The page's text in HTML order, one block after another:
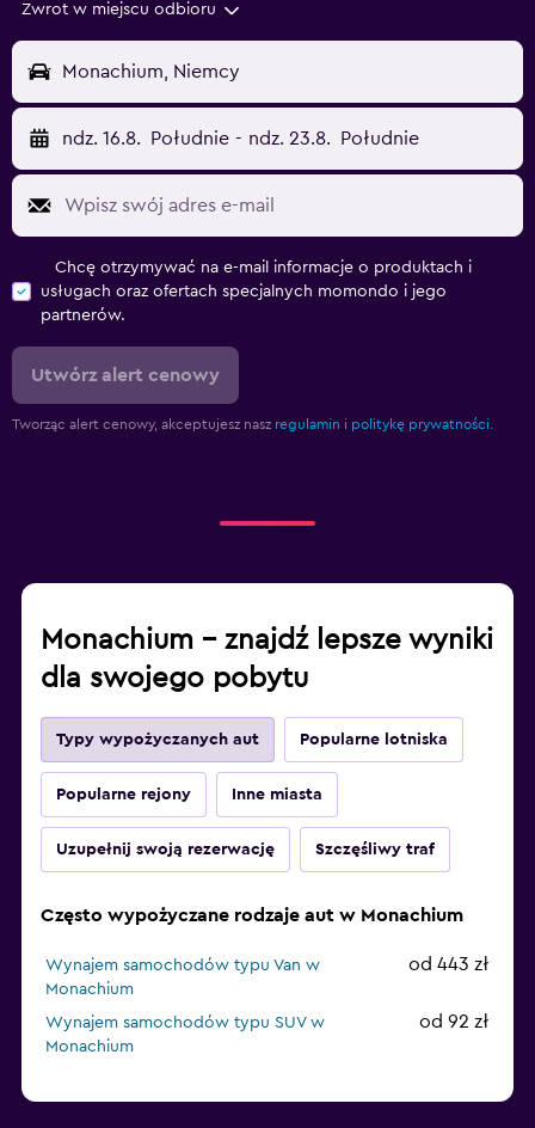
Zwrot w miejscu odbioru
Monachium, Niemcy
ndz. 16.8. Południe - ndz. 23.8. Południe
Chcę otrzymywać na e-mail informacje o produktach i
usługach oraz ofertach specjalnych momondo i jego
partnerów.
Utwórz alert cenowy
Tworząc alert cenowy, akceptujesz nasz regulamin i politykę prywatności.
Monachium – znajdź lepsze wyniki
dla swojego pobytu
Typy wypożyczanych aut Popularne lotniska
Popularne rejony Inne miasta
Uzupełnij swoją rezerwację Szczęśliwy traf
Często wypożyczane rodzaje aut w Monachium
Wynajem samochodów typu Van w
Monachium
od 443 zł
Wynajem samochodów typu SUV w
Monachium
od 92 zł